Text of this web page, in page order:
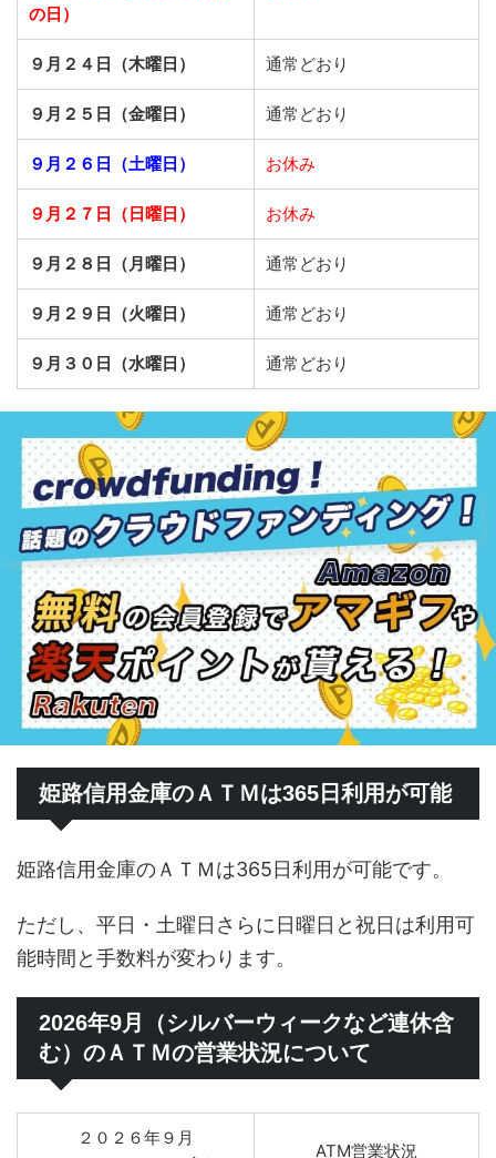
の日）
９月２４日（木曜日） 通常どおり
９月２５日（金曜日） 通常どおり
９月２６日（土曜日） お休み
９月２７日（日曜日） お休み
９月２８日（月曜日） 通常どおり
９月２９日（火曜日） 通常どおり
９月３０日（水曜日） 通常どおり
姫路信用金庫のＡＴＭは365日利用が可能
姫路信用金庫のＡＴＭは365日利用が可能です。
ただし、平日・土曜日さらに日曜日と祝日は利用可
能時間と手数料が変わります。
2026年9月（シルバーウィークなど連休含
む）のＡＴＭの営業状況について
２０２６年９月
ATM営業状況